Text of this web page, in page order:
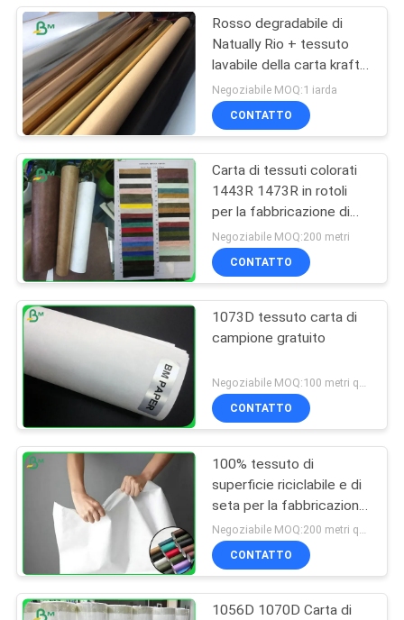
Rosso degradabile di
Natually Rio + tessuto
lavabile della carta kraft
dell'oro per la borsa della
pianta
Negoziabile MOQ:1 iarda
CONTATTO
Carta di tessuti colorati
1443R 1473R in rotoli
per la fabbricazione di
scarpe
Negoziabile MOQ:200 metri
CONTATTO
1073D tessuto carta di
campione gratuito
Negoziabile MOQ:100 metri quadri
CONTATTO
100% tessuto di
superficie riciclabile e di
seta per la fabbricazione
di vestiti o borse
Negoziabile MOQ:200 metri quadri
CONTATTO
1056D 1070D Carta di